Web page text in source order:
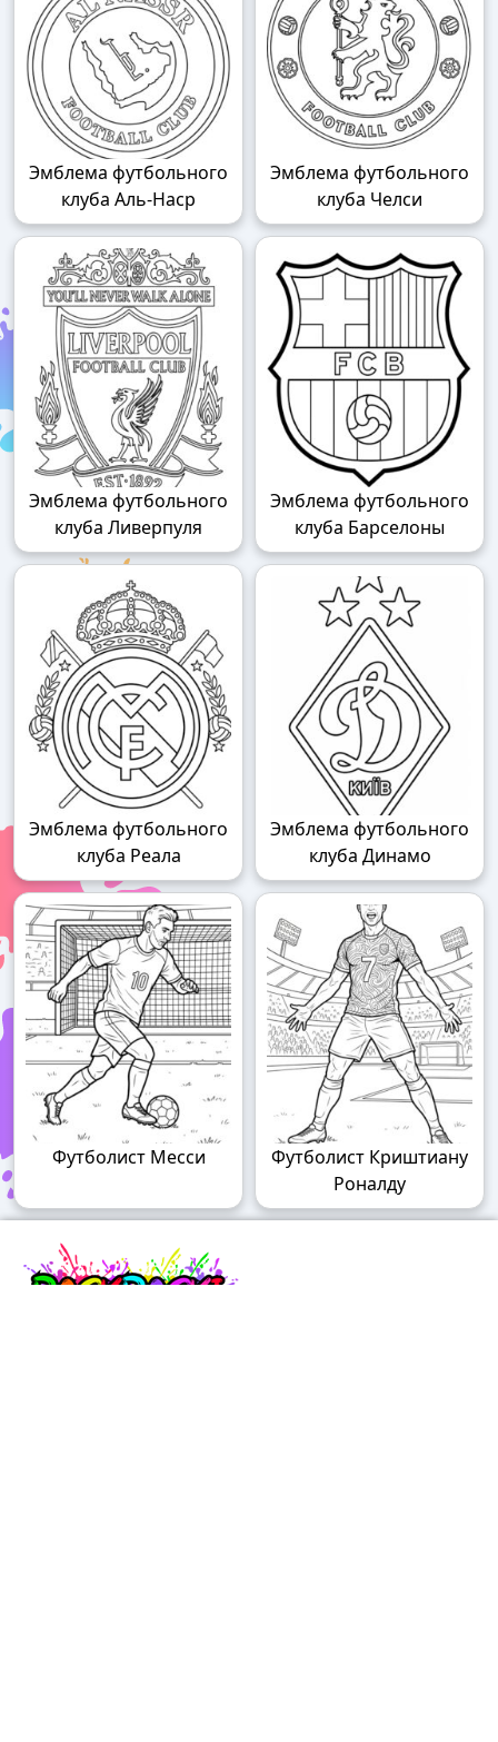
Эмблема футбольного
клуба Аль-Наср
Эмблема футбольного
клуба Челси
Эмблема футбольного
клуба Ливерпуля
Эмблема футбольного
клуба Барселоны
Эмблема футбольного
клуба Реала
Эмблема футбольного
клуба Динамо
Футболист Месси
Футболист Криштиану
Роналду